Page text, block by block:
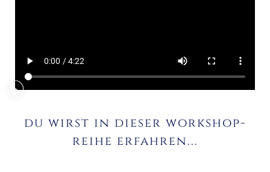
du wirst in dieser workshop-
reihe erfahren...